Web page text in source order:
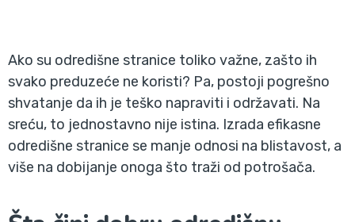
Ako su odredišne stranice toliko važne, zašto ih
svako preduzeće ne koristi? Pa, postoji pogrešno
shvatanje da ih je teško napraviti i održavati. Na
sreću, to jednostavno nije istina. Izrada efikasne
odredišne stranice se manje odnosi na blistavost, a
više na dobijanje onoga što traži od potrošača.